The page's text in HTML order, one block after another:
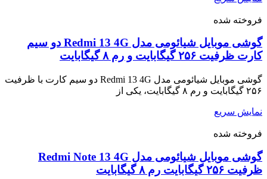
فروخته شده
گوشی موبایل شیائومی مدل Redmi 13 4G دو سیم
کارت ظرفیت ۲۵۶ گیگابایت و رم ۸ گیگابایت
گوشی موبایل شیائومی مدل Redmi 13 4G دو سیم کارت با ظرفیت
۲۵۶ گیگابایت و رم ۸ گیگابایت، یکی از
نمایش سریع
فروخته شده
گوشی موبایل شیائومی مدل Redmi Note 13 4G
ظرفیت ۲۵۶ گیگابایت رم ۸ گیگابایت